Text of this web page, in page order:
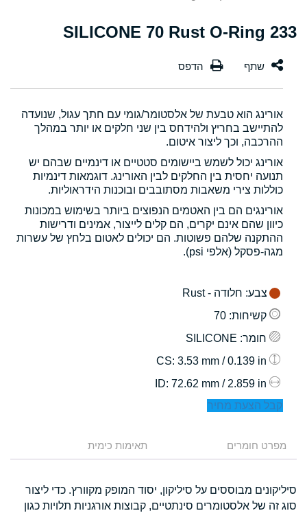
233 SILICONE 70 Rust O-Ring
אורינג הוא טבעת של אלסטומר/גומי עם חתך עגול, שנועדה
להתיישב בחריץ ולהידחס בין שני חלקים או יותר במהלך
ההרכבה, וכך ליצור איטום.
אורינג יכול לשמש ביישומים סטטיים או דינמיים שבהם יש
תנועה יחסית בין החלקים לבין האורינג. דוגמאות דינמיות
כוללות צירי משאבות מסתובבים ובוכנות הידראוליות.
אורינגים הם בין האטמים הנפוצים ביותר בשימוש במכונות
כיוון שהם אינם יקרים, הם קלים לייצור, אמינים ודרישות
ההתקנה שלהם פשוטות. הם יכולים לאטום בלחץ של עשרות
מגה-פסקל (אלפי psi).
צבע: חלודה - Rust
קשיחות: 70
חומר: SILICONE
: 3.53 mm / 0.139 in
: 72.62 mm / 2.859 in
קבל הצעת מחיר
מפרט חומרים תאימות כימית
סיליקונים מבוססים על סיליקון, יסוד המופק מקוורץ. כדי ליצור
סוג זה של אלסטומרים סינתטיים, קבוצות אורגניות תלויות כגון